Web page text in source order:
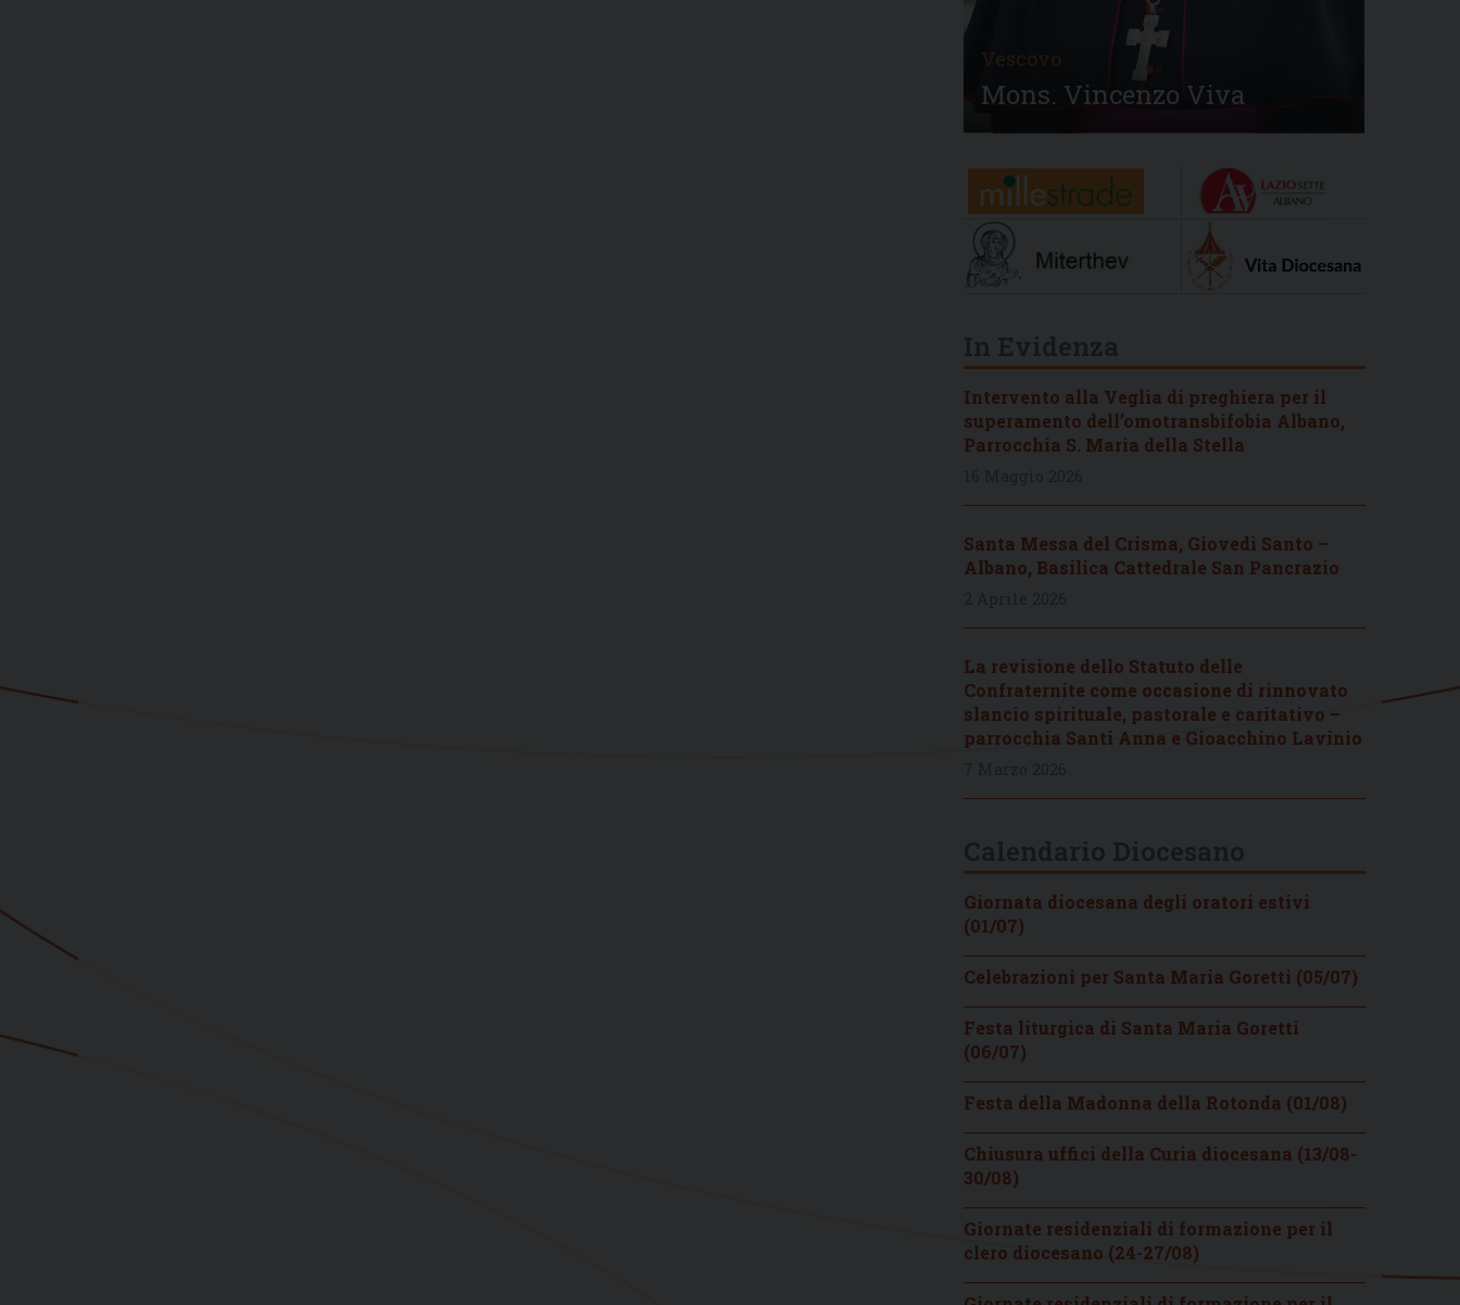
Vescovo
Mons. Vincenzo Viva
Intervento alla Veglia di preghiera per il
superamento dell’omotransbifobia Albano,
Parrocchia S. Maria della Stella
Santa Messa del Crisma, Giovedì Santo –
Albano, Basilica Cattedrale San Pancrazio
La revisione dello Statuto delle
Confraternite come occasione di rinnovato
slancio spirituale, pastorale e caritativo –
parrocchia Santi Anna e Gioacchino Lavinio
Giornata diocesana degli oratori estivi
(01/07)
Celebrazioni per Santa Maria Goretti (05/07)
Festa liturgica di Santa Maria Goretti
(06/07)
Festa della Madonna della Rotonda (01/08)
Chiusura uffici della Curia diocesana (13/08-
30/08)
Giornate residenziali di formazione per il
clero diocesano (24-27/08)